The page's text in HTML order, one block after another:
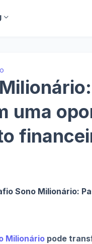
uma
Sono Milionário:
Milionário pode